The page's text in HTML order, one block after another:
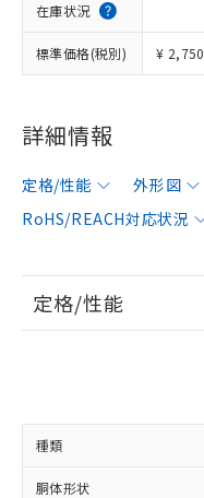
在庫状況
標準価格(税別) ¥ 2,750
詳細情報
定格/性能 外形図
RoHS/REACH対応状況
定格/性能
種類
胴体形状